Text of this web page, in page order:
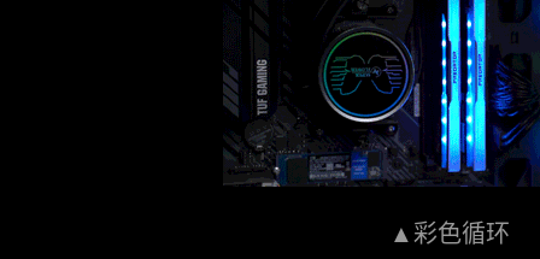
▲彩色循环